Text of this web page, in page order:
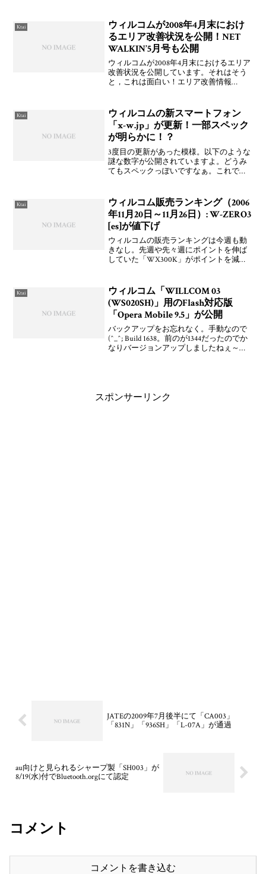
追って発表されるそうです。はじめはま
た海
Ktai
ウィルコムが2008年4月末におけ
るエリア改善状況を公開！NET
WALKIN’5月号も公開
ウィルコムが2008年4月末におけるエリア
改善状況を公開しています。それはそう
と，これは面白い！エリア改善情報
アンテナ設置状況（useWill.co
Ktai
ウィルコムの新スマートフォン
「x-w.jp」が更新！一部スペック
が明らかに！？
3度目の更新があった模様。以下のような
謎な数字が公開されていますよ。どうみ
てもスペックっぽいですなぁ。これで比
感じですかね。6404808004802.83.0
Ktai
ウィルコム販売ランキング（2006
年11月20日～11月26日）: W-ZERO3
[es]が値下げ
ウィルコムの販売ランキングは今週も動
きなし。先週や先々週にポイントを伸ば
していた「WX300K」がポイントを減ら
らオンラインショップおよび各量販店な
どで「W-ZE
Ktai
ウィルコム「WILLCOM 03
(WS020SH)」用のFlash対応版
「Opera Mobile 9.5」が公開
バックアップをお忘れなく。手動なので
(^_^; Build 1638。前のが1344だったのでか
なりバージョンアップしましたねぇ～
スポンサーリンク
JATEの2009年7月後半にて「CA003」
「831N」「936SH」「L-07A」が通過
au向けと見られるシャープ製「SH003」が
8/19(水)付でBluetooth.orgにて認定
コメント
コメントを書き込む